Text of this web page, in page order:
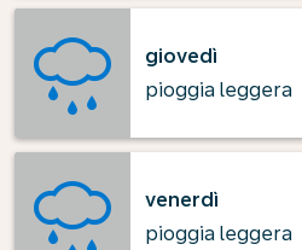
giovedì
pioggia leggera
venerdì
pioggia leggera